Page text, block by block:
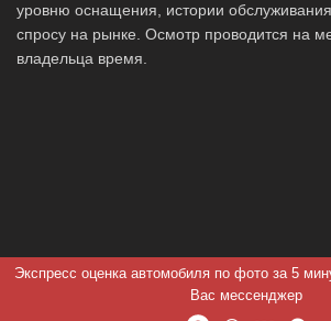
уровню оснащения, истории
спросу на рынке. Осмотр проводится на
владельца время.
Экспресс оценка автомобиля по фото за 5
Вас мессенджер